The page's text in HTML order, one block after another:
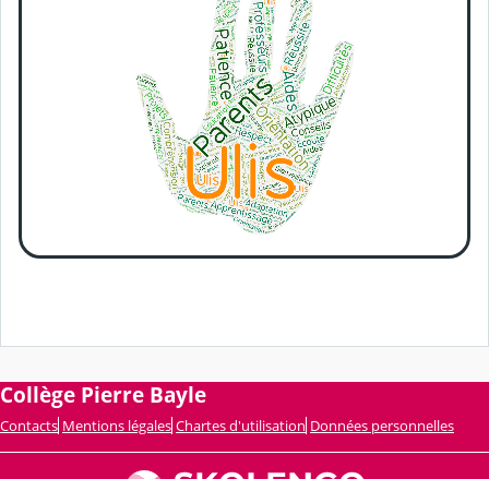
Collège Pierre Bayle
Contacts Mentions légales Chartes d'utilisation Données personnelles